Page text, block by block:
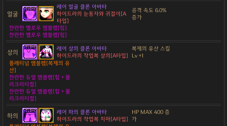
얼굴
레어 얼굴 클론 아바타
하이드라의 눈동자와 귀걸이[A
타입]
공격 속도 6.0%
증가
찬란한 옐로우 엠블렘[힘]
찬란한 옐로우 엠블렘[힘]
상의
레어 상의 클론 아바타
하이드라의 작업복 상의[A타입]
복제의 유산 스킬
Lv +1
플래티넘 엠블렘[복제의 유
산]
찬란한 듀얼 엠블렘[힘 + 물
리크리티컬]
찬란한 듀얼 엠블렘[힘 + 물
리크리티컬]
하의
레어 하의 클론 아바타
하이드라의 작업복 치마[A타입]
HP MAX 400 증
가